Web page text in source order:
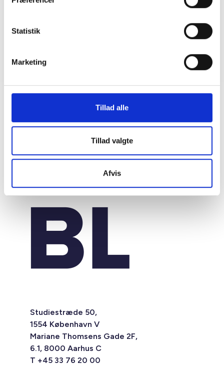
Statistik
Marketing
Tillad alle
Tillad valgte
Afvis
Sundhedsreformens konsekvenser for
20. marts 2026
Studiestræde 50,
1554 København V
Mariane Thomsens Gade 2F,
6.1, 8000 Aarhus C
T +45 33 76 20 00